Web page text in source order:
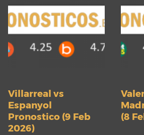
Villarreal vs
Espanyol
Pronostico (9 Feb
2026)
(8